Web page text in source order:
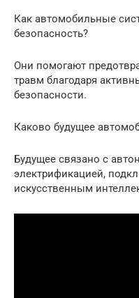
Как автомобильные
безопасность?
Они помогают
травм благодаря
безопасности.
Каково будущее
Будущее связано с
электрификацией,
искусственным